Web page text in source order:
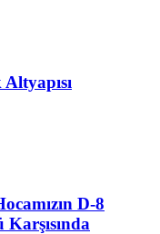
D-8